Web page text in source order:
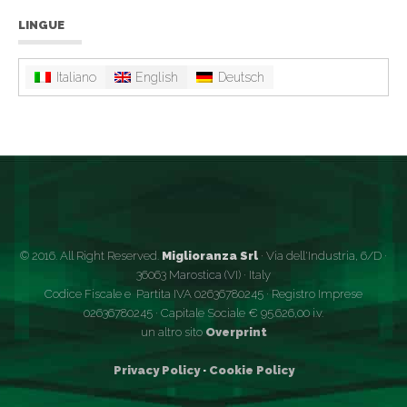
LINGUE
Italiano English Deutsch
© 2016. All Right Reserved. Miglioranza Srl · Via dell'Industria, 6/D ·
36063 Marostica (VI) · Italy
Codice Fiscale e Partita IVA 02636780245 · Registro Imprese
02636780245 · Capitale Sociale € 95.626,00 i.v.
un altro sito Overprint
Privacy Policy · Cookie Policy